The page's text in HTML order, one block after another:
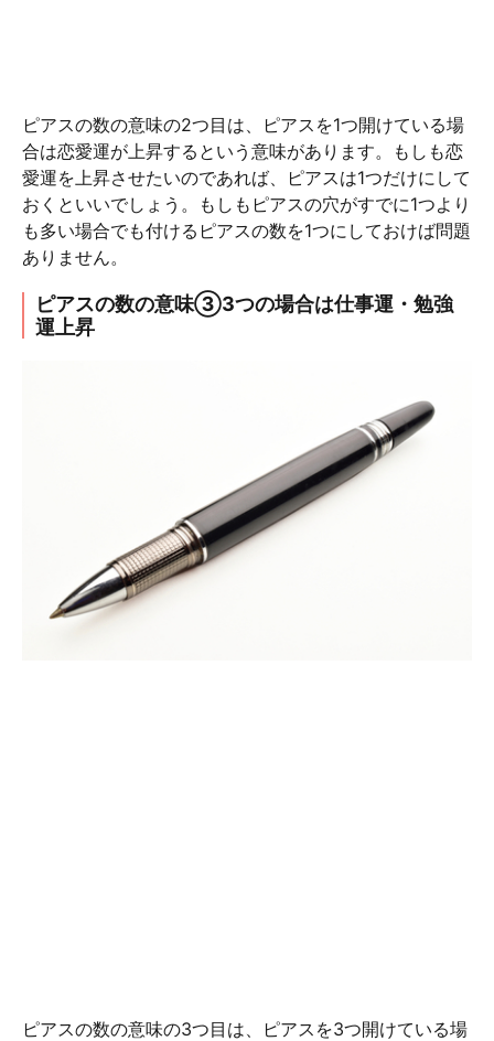
ピアスの数の意味の2つ目は、ピアスを1つ開けている場
合は恋愛運が上昇するという意味があります。もしも恋
愛運を上昇させたいのであれば、ピアスは1つだけにして
おくといいでしょう。もしもピアスの穴がすでに1つより
も多い場合でも付けるピアスの数を1つにしておけば問題
ありません。
ピアスの数の意味③3つの場合は仕事運・勉強
運上昇
ピアスの数の意味の3つ目は、ピアスを3つ開けている場